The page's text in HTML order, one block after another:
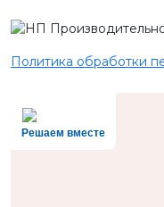
Политика обработки
Решаем вместе